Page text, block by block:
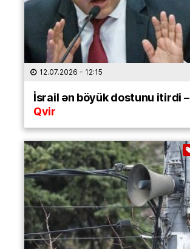
12.07.2026 - 12:15
İsrail ən böyük dostunu itirdi –
Qvir